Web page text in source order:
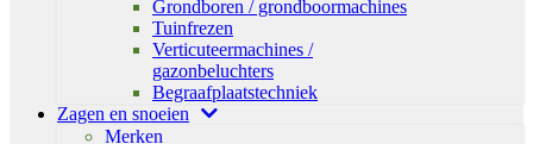
Grondboren / grondboormachines
Tuinfrezen
Verticuteermachines /
gazonbeluchters
Begraafplaatstechniek
Zagen en snoeien
Merken